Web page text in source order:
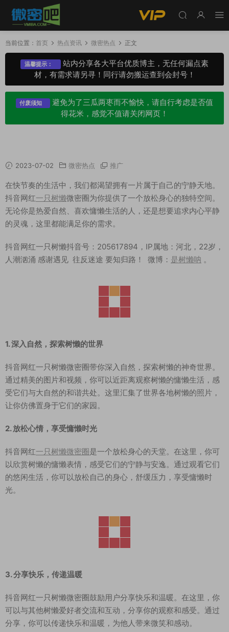
当前位置： 首页 热点资讯 微密热点 正文
温馨提示：
站内分享各大平台优质博主，无任何漏点素
材，有需求请另寻！同行请勿搬运查到会封号！
付废须知
避免为了三瓜两枣而不愉快，请自行考虑是否值
得花米，感觉不值请关闭网页！
2023-07-02 微密热点 推广
在快节奏的生活中，我们都渴望拥有一片属于自己的宁静天地。
抖音网红一只树懒微密圈为你提供了一个放松身心的独特空间。
无论你是热爱自然、喜欢慵懒生活的人，还是想要追求内心平静
的灵魂，这里都能满足你的需求。
抖音网红一只树懒抖音号：205617894，IP属地：河北，22岁，
人潮汹涌 感谢遇见 往反迷途 要知归路！ 微博： 是树懒呐 。
1. 深入自然，探索树懒的世界
抖音网红一只树懒微密圈带你深入自然，探索树懒的神奇世界。
通过精美的图片和视频，你可以近距离观察树懒的慵懒生活，感
受它们与大自然的和谐共处。这里汇集了世界各地树懒的照片，
让你仿佛置身于它们的家园。
2. 放松心情，享受慵懒时光
抖音网红一只树懒微密圈是一个放松身心的天堂。在这里，你可
以欣赏树懒的慵懒表情，感受它们的宁静与安逸。通过观看它们
的悠闲生活，你可以放松自己的身心，舒缓压力，享受慵懒时
光。
3. 分享快乐，传递温暖
抖音网红一只树懒微密圈鼓励用户分享快乐和温暖。在这里，你
可以与其他树懒爱好者交流和互动，分享你的观察和感受。通过
分享，你可以传递快乐和温暖，为他人带来微笑和感动。